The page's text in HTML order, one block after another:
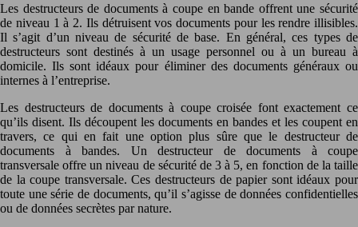
Les destructeurs de documents à coupe en bande offrent une sécurité
de niveau 1 à 2. Ils détruisent vos documents pour les rendre illisibles.
Il s’agit d’un niveau de sécurité de base. En général, ces types de
destructeurs sont destinés à un usage personnel ou à un bureau à
domicile. Ils sont idéaux pour éliminer des documents généraux ou
internes à l’entreprise.
Les destructeurs de documents à coupe croisée font exactement ce
qu’ils disent. Ils découpent les documents en bandes et les coupent en
travers, ce qui en fait une option plus sûre que le destructeur de
documents à bandes. Un destructeur de documents à coupe
transversale offre un niveau de sécurité de 3 à 5, en fonction de la taille
de la coupe transversale. Ces destructeurs de papier sont idéaux pour
toute une série de documents, qu’il s’agisse de données confidentielles
ou de données secrètes par nature.